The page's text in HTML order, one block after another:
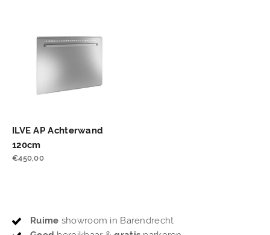
ILVE AP Achterwand
120cm
€450,00
Ruime showroom in Barendrecht